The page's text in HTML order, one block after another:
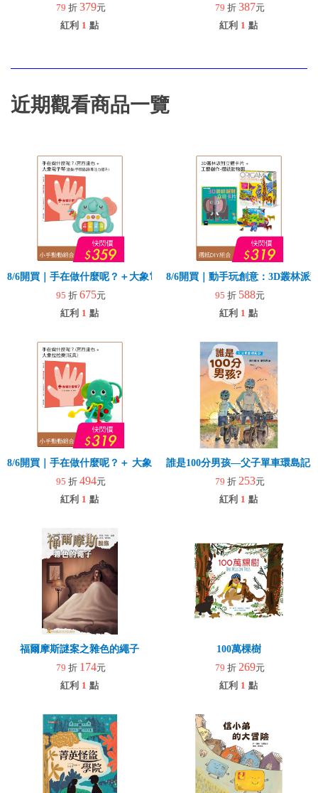
79 折 379元
紅利 1 點
79 折 387元
紅利 1 點
近期觀看商品一覽
8/6開買｜手在做什麼呢？＋大象電子琴
95 折 675元
紅利 1 點
8/6開買｜動手玩創意：3D叢林派
95 折 588元
紅利 1 點
8/6開買｜手在做什麼呢？＋ 大象拉拉樂(玩具)
95 折 494元
紅利 1 點
誰是100分男孩—父子單車環島記
79 折 253元
紅利 1 點
福爾摩斯謎案之雜色的繩子
79 折 174元
紅利 1 點
100萬棵樹
79 折 269元
紅利 1 點